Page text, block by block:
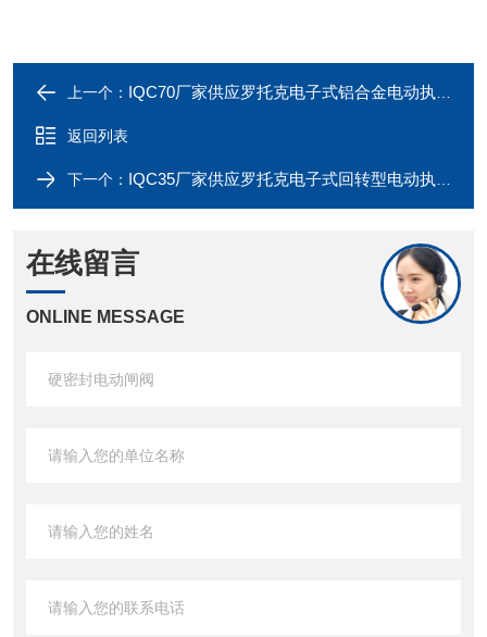
上一个： IQC70厂家供应罗托克电子式铝合金电动执行器
返回列表
下一个： IQC35厂家供应罗托克电子式回转型电动执行器
在线留言
ONLINE MESSAGE